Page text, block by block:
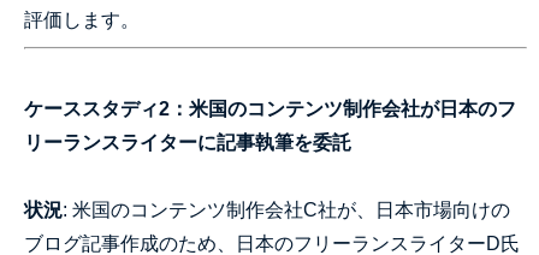
評価します。
ケーススタディ2：米国のコンテンツ制作会社が日本のフ
リーランスライターに記事執筆を委託
状況: 米国のコンテンツ制作会社C社が、日本市場向けの
ブログ記事作成のため、日本のフリーランスライターD氏